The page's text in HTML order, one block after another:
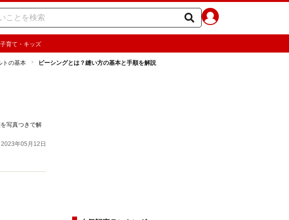
子育て・キッズ
トの基本 ピーシングとは？縫い方の基本と手順を解説
写真つきで解
年05月12日